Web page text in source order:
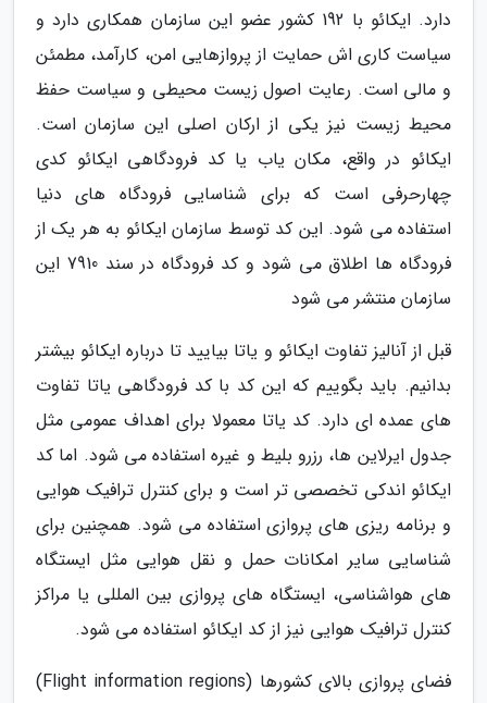
دارد. ایکائو با 192 کشور عضو این سازمان همکاری دارد و
سیاست کاری اش حمایت از پروازهایی امن، کارآمد، مطمئن
و مالی است. رعایت اصول زیست محیطی و سیاست حفظ
محیط زیست نیز یکی از ارکان اصلی این سازمان است.
ایکائو در واقع، مکان یاب یا کد فرودگاهی ایکائو کدی
چهارحرفی است که برای شناسایی فرودگاه های دنیا
استفاده می شود. این کد توسط سازمان ایکائو به هر یک از
فرودگاه ها اطلاق می شود و کد فرودگاه در سند 7910 این
سازمان منتشر می شود
قبل از آنالیز تفاوت ایکائو و یاتا بیایید تا درباره ایکائو بیشتر
بدانیم. باید بگوییم که این کد با کد فرودگاهی یاتا تفاوت
های عمده ای دارد. کد یاتا معمولا برای اهداف عمومی مثل
جدول ایرلاین ها، رزرو بلیط و غیره استفاده می شود. اما کد
ایکائو اندکی تخصصی تر است و برای کنترل ترافیک هوایی
و برنامه ریزی های پروازی استفاده می شود. همچنین برای
شناسایی سایر امکانات حمل و نقل هوایی مثل ایستگاه
های هواشناسی، ایستگاه های پروازی بین المللی یا مراکز
کنترل ترافیک هوایی نیز از کد ایکائو استفاده می شود.
فضای پروازی بالای کشورها (Flight information regions)